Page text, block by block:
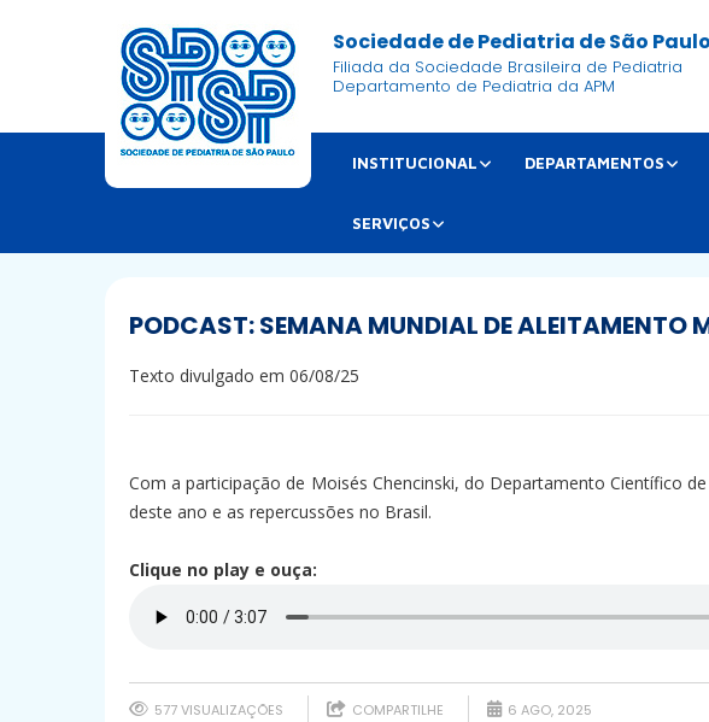
Sociedade de Pediatria de São Paulo
Filiada da Sociedade Brasileira de Pediatria
Departamento de Pediatria da APM
INSTITUCIONAL DEPARTAMENTOS
SERVIÇOS
PODCAST: SEMANA MUNDIAL DE ALEITAMENTO
Texto divulgado em 06/08/25
Com a participação de Moisés Chencinski, do Departamento Científico
deste ano e as repercussões no Brasil.
Clique no play e ouça:
577 VISUALIZAÇÕES COMPARTILHE 6 AGO, 2025